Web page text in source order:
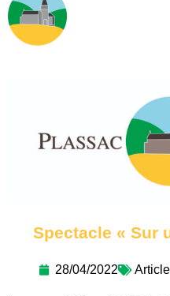
Spectacle « Sur
28/04/2022